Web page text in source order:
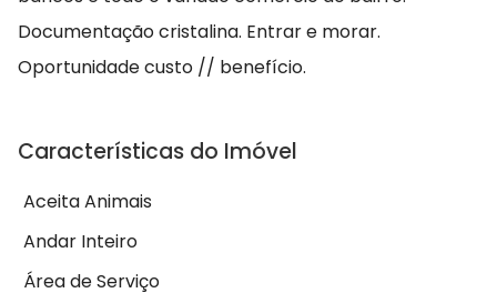
Documentação cristalina. Entrar e morar.
Oportunidade custo // benefício.
Características do Imóvel
Aceita Animais
Andar Inteiro
Área de Serviço